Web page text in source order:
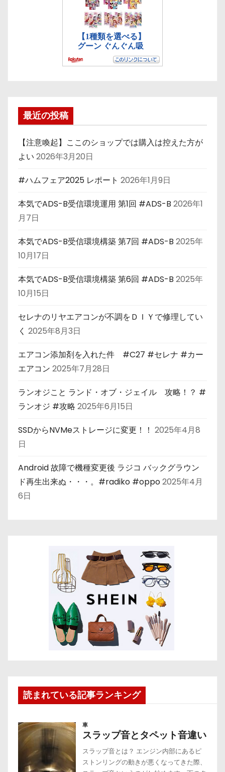
最近の投稿
【注意喚起】ここのショップでは購入は控えた方が
よい 2026年3月20日
#ハムフェア2025 レポート 2026年1月9日
本気でADS-B受信環境運用 第1回 #ADS-B 2026年1
月7日
本気でADS-B受信環境構築 第7回 #ADS-B 2025年
10月17日
本気でADS-B受信環境構築 第6回 #ADS-B 2025年
10月15日
セレナのリヤエアコンが不調をＤＩＹで修理してい
く 2025年8月3日
エアコン添加剤を入れた件 #C27 #セレナ #カー
エアコン 2025年7月28日
ランオジこと ランド・オブ・ジェイル 攻略！？ #
ランオジ #攻略 2025年6月15日
SSDからNVMeストレージに変更！！ 2025年4月8
日
Android 故障で機種変更後 ラジコ バックグラウン
ド再生出来ぬ・・・。#radiko #oppo2025年4月
6日
読まれている記事ランキング